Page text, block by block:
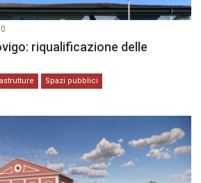
0
riqualificazione delle
Spazi pubblici